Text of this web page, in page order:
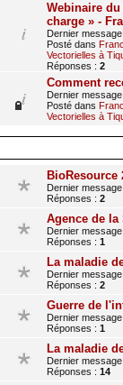
Webinaire
charge » -
Dernier
Posté dans
Vectorielles à
Réponses : 2
Comment
Dernier
Posté dans
Vectorielles à
BioResource
Dernier
Réponses : 2
Agence de
Dernier
Réponses : 1
La maladie
Dernier
Réponses : 2
Guerre de
Dernier
Réponses : 1
La maladie
Dernier
Réponses : 14